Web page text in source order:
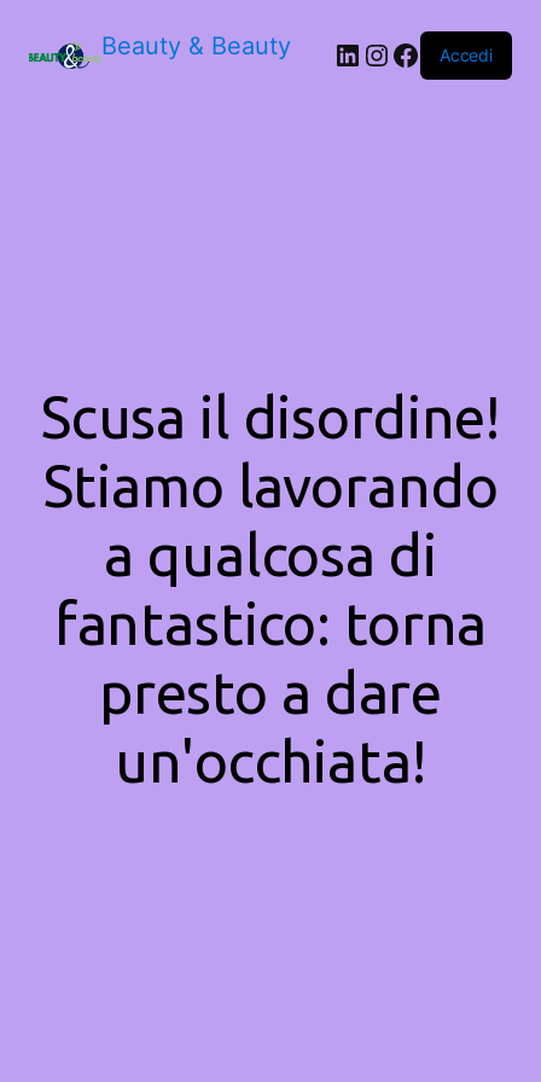
Beauty & Beauty LinkedIn
Instagram
Facebook
Accedi
Scusa il disordine!
Stiamo lavorando
a qualcosa di
fantastico: torna
presto a dare
un'occhiata!